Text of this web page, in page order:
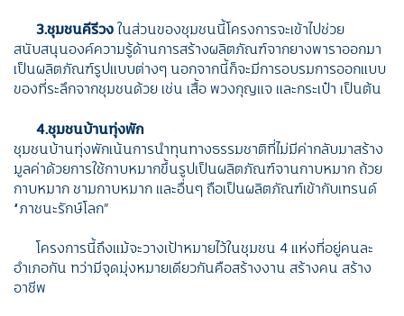
3.ชุมชนคีรีวงในส่วนของชุมชนนี้โครงการจะเข้าไปช่วย
สนับสนุนองค์ความรู้ด้านการสร้างผลิตภัณฑ์จากยางพาราออกมา
เป็นผลิตภัณฑ์รูปแบบต่างๆ นอกจากนี้ก็จะมีการอบรมการออกแบบ
ของที่ระลึกจากชุมชนด้วย เช่น เสื้อ พวงกุญแจ และกระเป๋า เป็นต้น
4.ชุมชนบ้านทุ่งพัก
ชุมชนบ้านทุ่งพักเน้นการนำทุนทางธรรมชาติที่ไม่มีค่ากลับมาสร้าง
มูลค่าด้วยการใช้กาบหมากขึ้นรูปเป็นผลิตภัณฑ์จานกาบหมาก ถ้วย
กาบหมาก ชามกาบหมาก และอื่นๆ ถือเป็นผลิตภัณฑ์เข้ากับเทรนด์
“ภาชนะรักษ์โลก”
โครงการนี้ถึงแม้จะวางเป้าหมายไว้ในชุมชน 4 แห่งที่อยู่คนละ
อำเภอกัน ทว่ามีจุดมุ่งหมายเดียวกันคือสร้างงาน สร้างคน สร้าง
อาชีพ